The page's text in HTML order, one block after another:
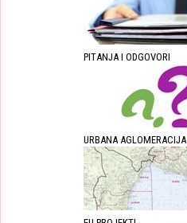
PITANJA I ODGOVORI
URBANA AGLOMERACIJA